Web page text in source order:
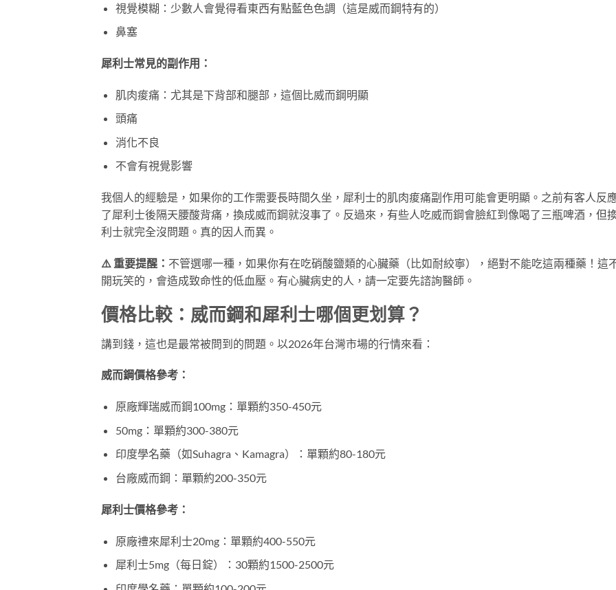
視覺模糊：少數人會覺得看東西有點藍色色調（這是威而鋼特有的）
鼻塞
犀利士常見的副作用：
肌肉痠痛：尤其是下背部和腿部，這個比威而鋼明顯
頭痛
消化不良
不會有視覺影響
我個人的經驗是，如果你的工作需要長時間久坐，犀利士的肌肉痠痛副作用可能會更明顯。之前有客人反
了犀利士後隔天腰酸背痛，換成威而鋼就沒事了。反過來，有些人吃威而鋼會臉紅到像喝了三瓶啤酒，但
利士就完全沒問題。真的因人而異。
⚠️ 重要提醒： 不管選哪一種，如果你有在吃硝酸鹽類的心臟藥（比如耐絞寧），絕對不能吃這兩種藥！這
開玩笑的，會造成致命性的低血壓。有心臟病史的人，請一定要先諮詢醫師。
價格比較：威而鋼和犀利士哪個更划算？
講到錢，這也是最常被問到的問題。以2026年台灣市場的行情來看：
威而鋼價格參考：
原廠輝瑞威而鋼100mg：單顆約350-450元
50mg：單顆約300-380元
印度學名藥（如Suhagra、Kamagra）：單顆約80-180元
台廠威而鋼：單顆約200-350元
犀利士價格參考：
原廠禮來犀利士20mg：單顆約400-550元
犀利士5mg（每日錠）：30顆約1500-2500元